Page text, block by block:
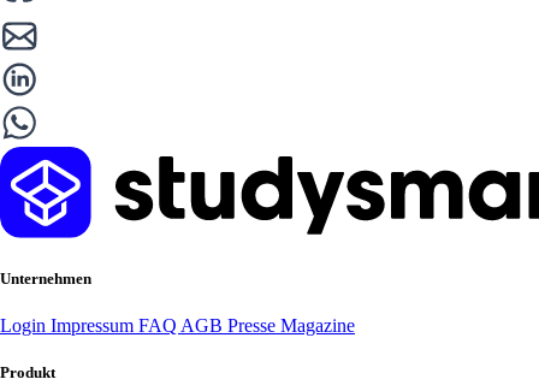
Unternehmen
Login Impressum FAQ AGB Presse Magazine
Produkt